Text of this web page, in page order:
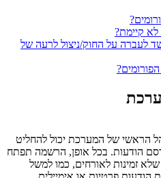
קיימת?
לעברה על החוק/ניצול לרעה של
הראשי של המערכת יכול להחליט
הודעות. בכל אופן, הרשמה תפתח
זמינות לאורחים, כמו למשל